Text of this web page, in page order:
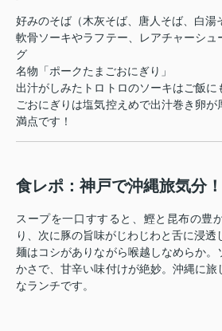
好みのそば（木灰そば、唐人そば、白湯
軟骨ソーキやラフテー、レアチャーシュ
グ
名物「ポークたまごおにぎり」
出汁がしみたトロトロのソーキはご飯に
ごおにぎりは塩気控えめで出汁巻き卵が
満点です！
食レポ：神戸で沖縄旅気分！
スープを一口すすると、鰹と昆布の豊
り、次に豚の旨味がじわじわと舌に浸透
麺はコシがありながら喉越しなめらか。
かさで、甘辛い味付けが絶妙。沖縄に旅
なランチです。